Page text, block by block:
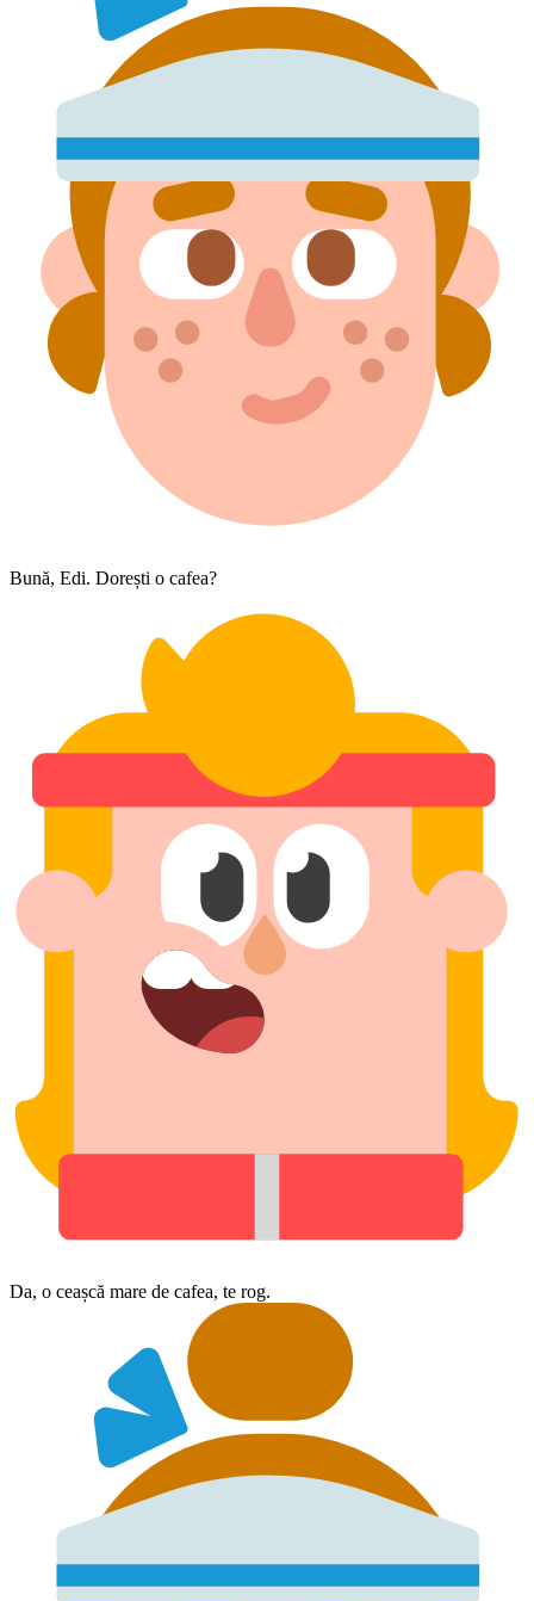
Bună, Edi. Dorești o cafea?
Da, o ceașcă mare de cafea, te rog.